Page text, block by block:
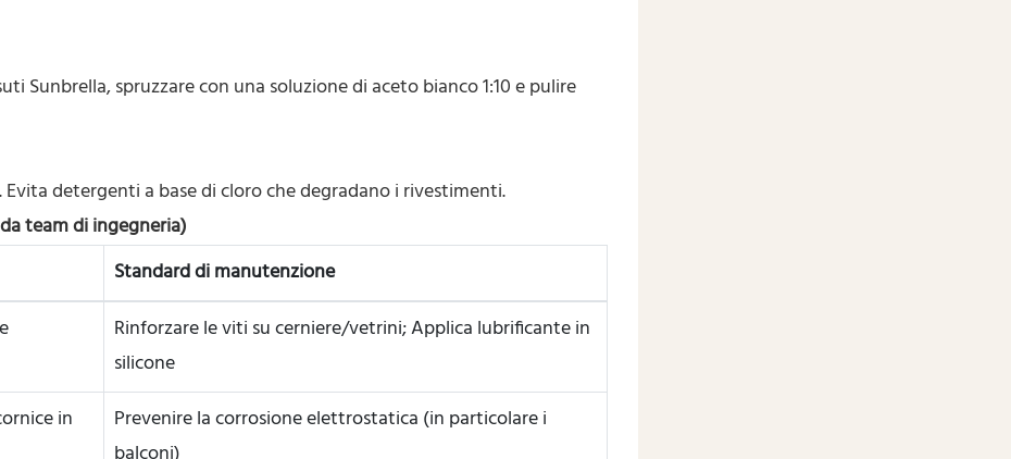
Sunbrella, spruzzare con una soluzione di aceto bianco 1:10 e pulire
detergenti a base di cloro che degradano i rivestimenti.
team di ingegneria)
Standard di manutenzione
Rinforzare le viti su cerniere/vetrini; Applica lubrificante in
silicone
in
Prevenire la corrosione elettrostatica (in particolare i